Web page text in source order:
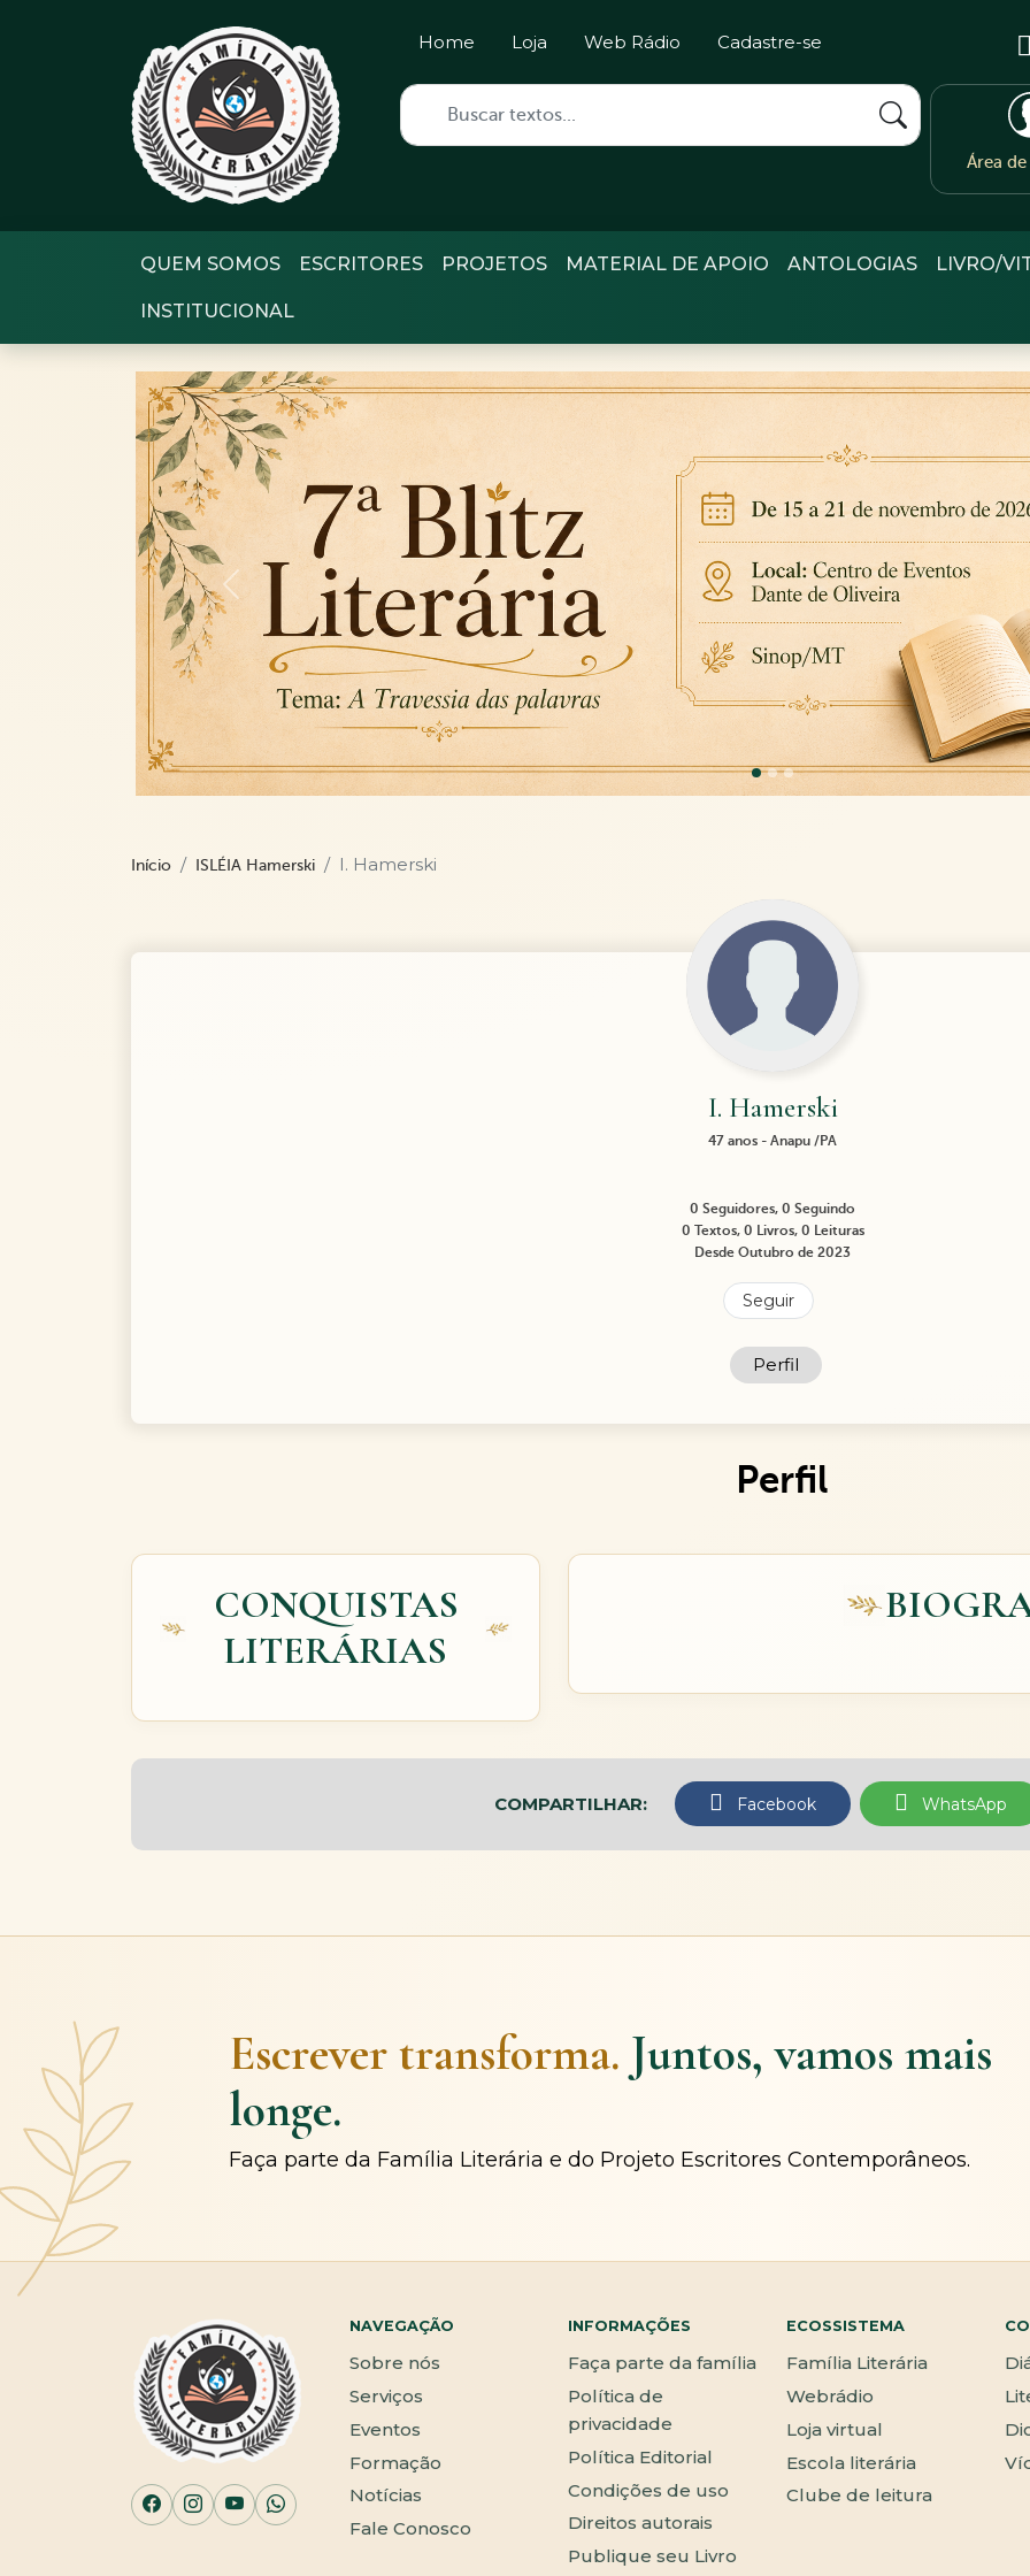
Home Loja Web Rádio Cadastre-se
Área
QUEM SOMOS ESCRITORES PROJETOS MATERIAL DE APOIO ANTOLOGIAS LIVRO/
INSTITUCIONAL
Previous
Início ISLÉIA Hamerski I. Hamerski
I. Hamerski
47 anos - Anapu /PA
0 Seguidores, 0 Seguindo
0 Textos, 0 Livros, 0 Leituras
Desde Outubro de 2023
Seguir
Perfil
Perfil
CONQUISTAS
LITERÁRIAS
COMPARTILHAR: Facebook WhatsApp
Escrever transforma. Juntos, vamos mais
longe.
Faça parte da Família Literária e do Projeto Escritores Contemporâneos.
NAVEGAÇÃO
Sobre nós
Serviços
Eventos
Formação
Notícias
Fale Conosco
INFORMAÇÕES
Faça parte da família
Política de
privacidade
Política Editorial
Condições de uso
Direitos autorais
Publique seu Livro
ECOSSISTEMA
Família Literária
Webrádio
Loja virtual
Escola literária
Clube de leitura